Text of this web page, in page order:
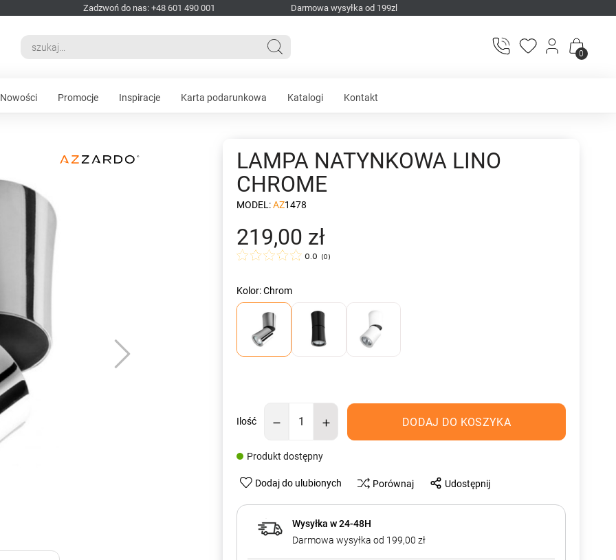
Zadzwoń do nas: +48 601 490 001 Darmowa wysyłka od 199zl
0
Nowości Promocje Inspiracje Karta podarunkowa Katalogi Kontakt
LAMPA NATYNKOWA LINO
CHROME
MODEL:AZ1478
219,00 zł
0.0 (0)
Kolor: Chrom
Ilość DODAJ DO KOSZYKA
Produkt dostępny
Dodaj do ulubionych Porównaj Udostępnij
Wysyłka w 24-48H
Darmowa wysyłka od 199,00 zł